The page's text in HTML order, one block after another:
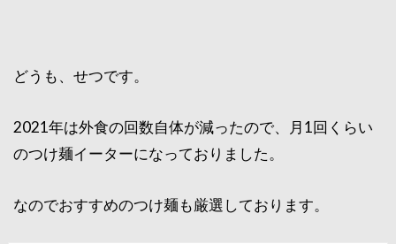
どうも、せつです。
2021年は外食の回数自体が減ったので、月1回くらい
のつけ麺イーターになっておりました。
なのでおすすめのつけ麺も厳選しております。